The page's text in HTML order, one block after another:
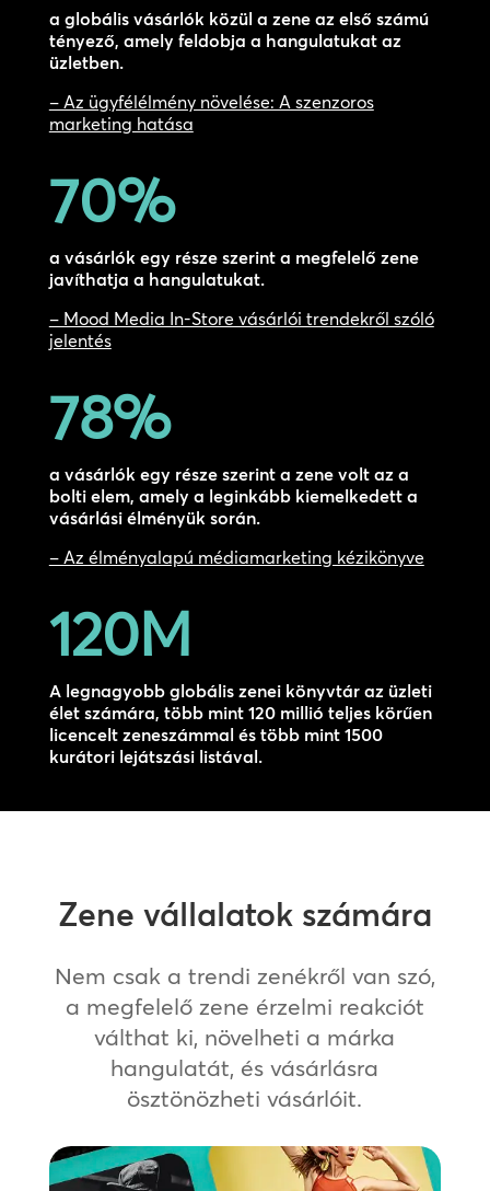
a globális vásárlók közül a zene az első számú
tényező, amely feldobja a hangulatukat az
üzletben.
– Az ügyfélélmény növelése: A szenzoros
marketing hatása
70%
a vásárlók egy része szerint a megfelelő zene
javíthatja a hangulatukat.
– Mood Media In-Store vásárlói trendekről szóló
jelentés
78%
a vásárlók egy része szerint a zene volt az a
bolti elem, amely a leginkább kiemelkedett a
vásárlási élményük során.
– Az élményalapú médiamarketing kézikönyve
120M
A legnagyobb globális zenei könyvtár az üzleti
élet számára, több mint 120 millió teljes körűen
licencelt zeneszámmal és több mint 1500
kurátori lejátszási listával.
Zene vállalatok számára
Nem csak a trendi zenékről van szó,
a megfelelő zene érzelmi reakciót
válthat ki, növelheti a márka
hangulatát, és vásárlásra
ösztönözheti vásárlóit.